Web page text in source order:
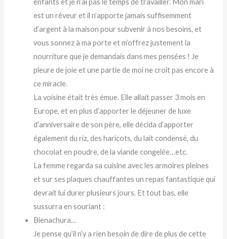
enfants et je n’ai pas le temps de travailler. Mon mari
est un rêveur et il n’apporte jamais suffisemment
d’argent à la maison pour subvenir à nos besoins, et
vous sonnez à ma porte et m’offrez justement la
nourriture que je demandais dans mes pensées ! Je
pleure de joie et une partie de moi ne croit pas encore à
ce miracle.
La voisine était très émue. Elle allait passer 3 mois en
Europe, et en plus d’apporter le déjeuner de luxe
d’anniversaire de son père, elle décida d’apporter
également du riz, des haricots, du lait condensé, du
chocolat en poudre, de la viande congelée…etc.
La femme regarda sa cuisine avec les armoires pleines
et sur ses plaques chauffantes un repas fantastique qui
devrait lui durer plusieurs jours. Et tout bas, elle
sussurra en souriant :
Bienachura…
Je pense qu’il n’y a rien besoin de dire de plus de cette